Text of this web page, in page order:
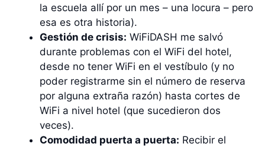
la escuela allí por un mes – una locura – pero
esa es otra historia).
Gestión de crisis: WiFiDASH me salvó
durante problemas con el WiFi del hotel,
desde no tener WiFi en el vestíbulo (y no
poder registrarme sin el número de reserva
por alguna extraña razón) hasta cortes de
WiFi a nivel hotel (que sucedieron dos
veces).
Comodidad puerta a puerta: Recibir el